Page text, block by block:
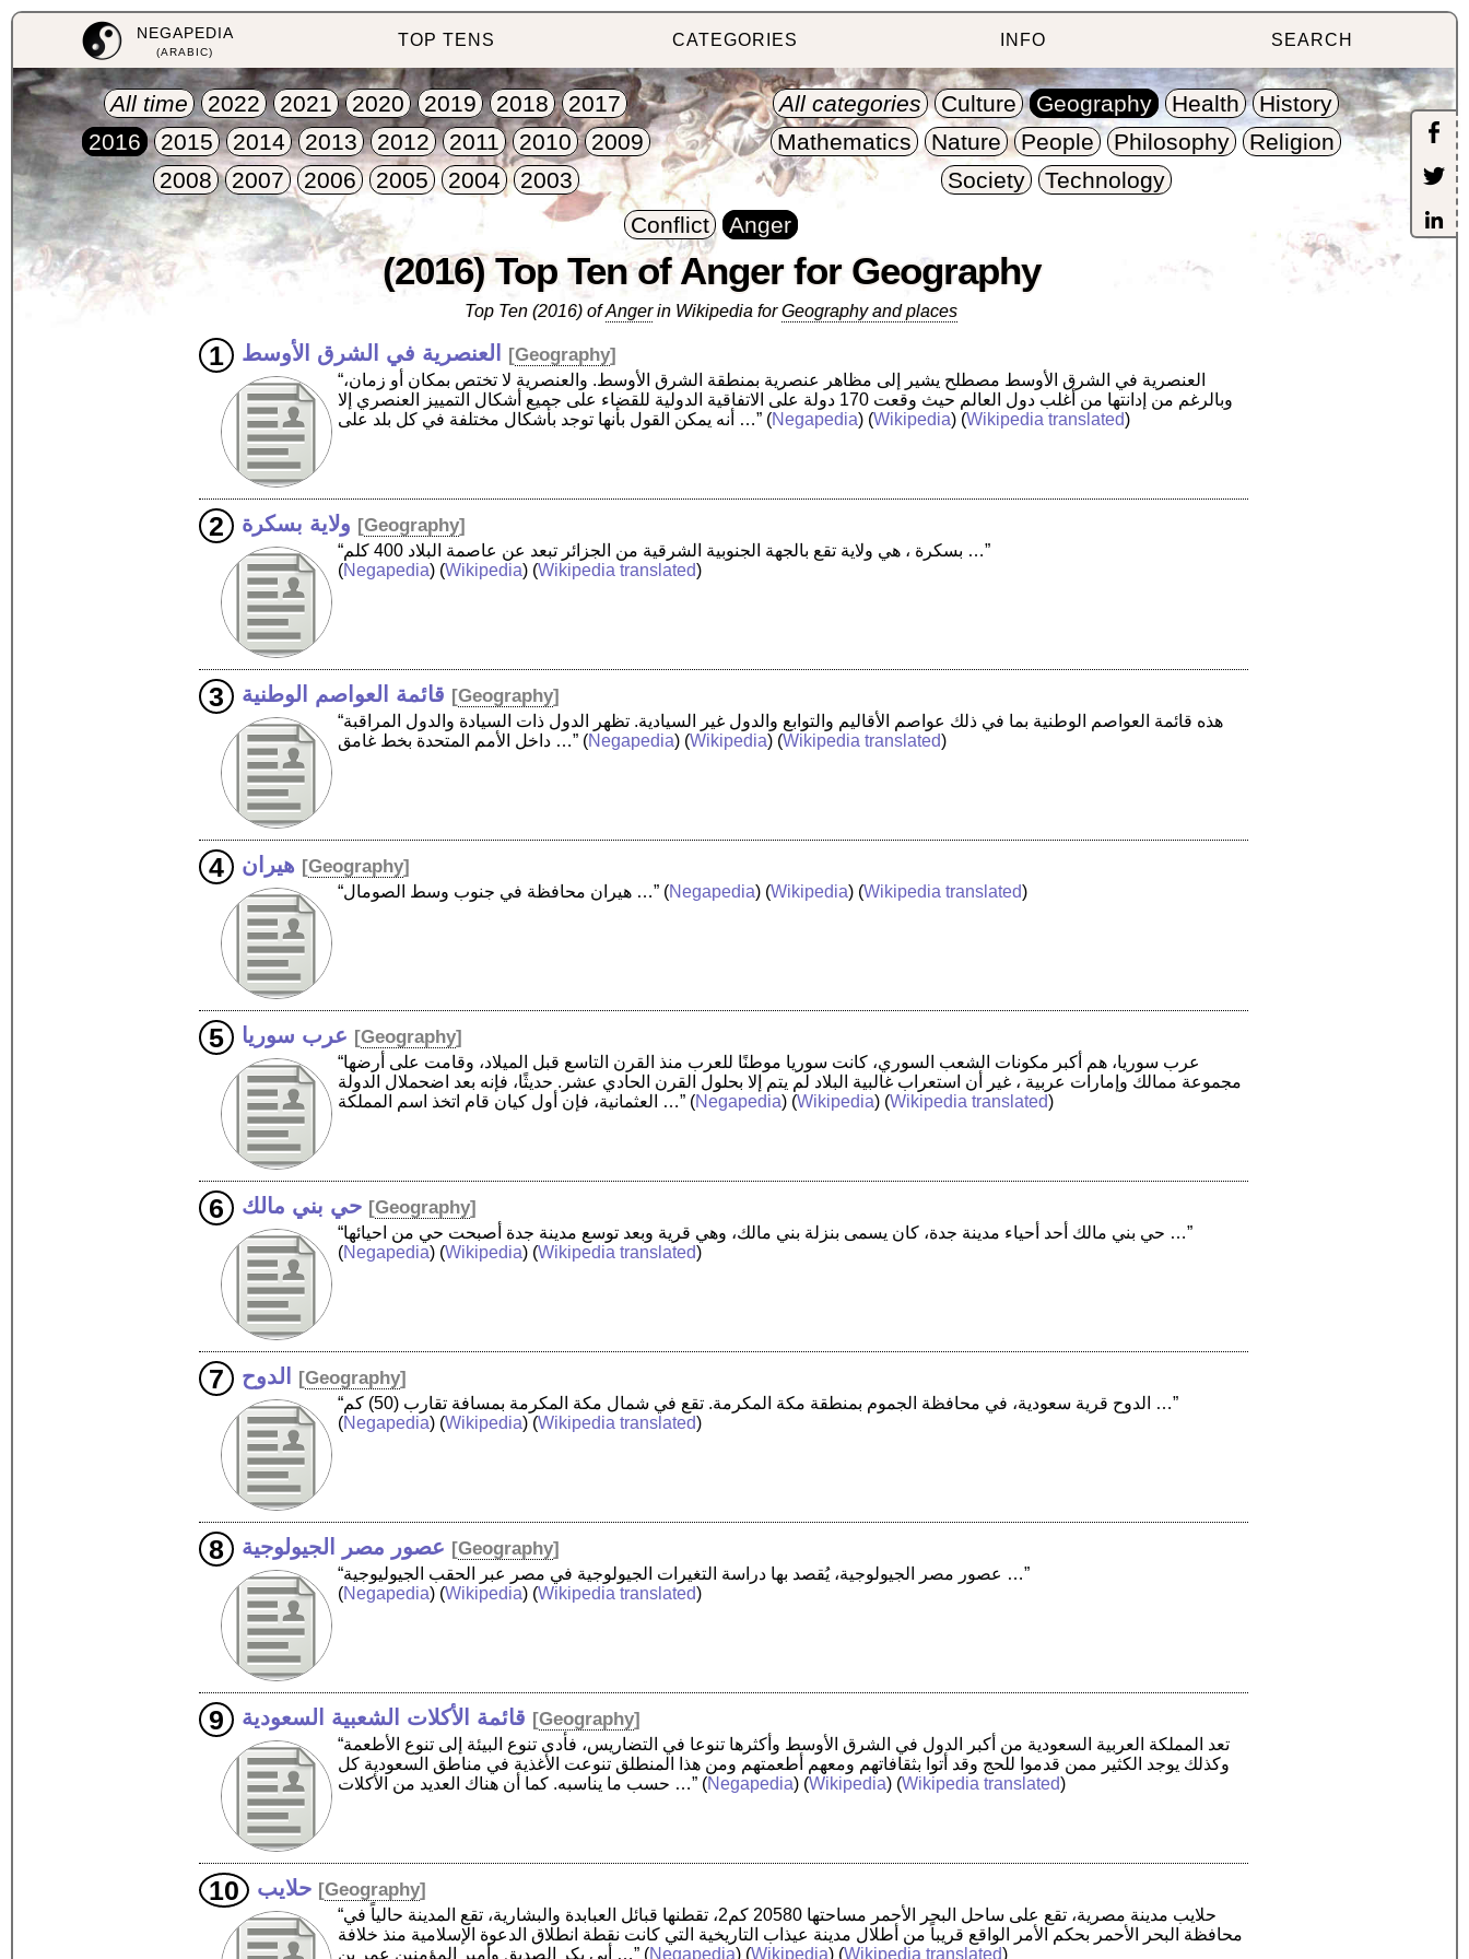
NEGAPEDIA
(ARABIC)
TOP TENS CATEGORIES INFO SEARCH
All time 2022 2021 2020 2019 2018
2017
2016
2015 2014 2013 2012 2011 2010
2009
2008
2007 2006 2005 2004 2003
All categories Culture Geography Health
History
Mathematics
Nature People Philosophy
Religion
Society
Technology
Conflict
Anger
(2016) Top Ten of Anger for Geography
Top Ten (2016) ofAngerin Wikipedia forGeography and places
العنصرية في الشرق الأوسط [Geography]
“العنصرية في الشرق الأوسط مصطلح يشير إلى مظاهر عنصرية بمنطقة الشرق الأوسط. والعنصرية لا تختص بمكان أو زمان،
وبالرغم من إدانتها من أغلب دول العالم حيث وقعت 170 دولة على الاتفاقية الدولية للقضاء على جميع أشكال التمييز العنصري إلا
أنه يمكن القول بأنها توجد بأشكال مختلفة في كل بلد على …” (Negapedia) (Wikipedia) (Wikipedia translated)
ولاية بسكرة [Geography]
“بسكرة ، هي ولاية تقع بالجهة الجنوبية الشرقية من الجزائر تبعد عن عاصمة البلاد 400 كلم …”
(Negapedia) (Wikipedia) (Wikipedia translated)
قائمة العواصم الوطنية [Geography]
“هذه قائمة العواصم الوطنية بما في ذلك عواصم الأقاليم والتوابع والدول غير السيادية. تظهر الدول ذات السيادة والدول المراقبة
داخل الأمم المتحدة بخط غامق …” (Negapedia) (Wikipedia) (Wikipedia translated)
هيران [Geography]
“هيران محافظة في جنوب وسط الصومال …” (Negapedia) (Wikipedia) (Wikipedia translated)
عرب سوريا [Geography]
“عرب سوريا، هم أكبر مكونات الشعب السوري، كانت سوريا موطنًا للعرب منذ القرن التاسع قبل الميلاد، وقامت على أرضها
مجموعة ممالك وإمارات عربية ، غير أن استعراب غالبية البلاد لم يتم إلا بحلول القرن الحادي عشر. حديثًا، فإنه بعد اضحملال الدولة
العثمانية، فإن أول كيان قام اتخذ اسم المملكة …” (Negapedia) (Wikipedia) (Wikipedia translated)
حي بني مالك [Geography]
“حي بني مالك أحد أحياء مدينة جدة، كان يسمى بنزلة بني مالك، وهي قرية وبعد توسع مدينة جدة أصبحت حي من احيائها …”
(Negapedia) (Wikipedia) (Wikipedia translated)
الدوح [Geography]
“الدوح قرية سعودية، في محافظة الجموم بمنطقة مكة المكرمة. تقع في شمال مكة المكرمة بمسافة تقارب (50) كم …”
(Negapedia) (Wikipedia) (Wikipedia translated)
عصور مصر الجيولوجية [Geography]
“عصور مصر الجيولوجية، يُقصد بها دراسة التغيرات الجيولوجية في مصر عبر الحقب الجيوليوجية …”
(Negapedia) (Wikipedia) (Wikipedia translated)
قائمة الأكلات الشعبية السعودية [Geography]
“تعد المملكة العربية السعودية من أكبر الدول في الشرق الأوسط وأكثرها تنوعا في التضاريس، فأدى تنوع البيئة إلى تنوع الأطعمة
وكذلك يوجد الكثير ممن قدموا للحج وقد أتوا بثقافاتهم ومعهم أطعمتهم ومن هذا المنطلق تنوعت الأغذية في مناطق السعودية كل
حسب ما يناسبه. كما أن هناك العديد من الأكلات …” (Negapedia) (Wikipedia) (Wikipedia translated)
حلايب [Geography]
“حلايب مدينة مصرية، تقع على ساحل البحر الأحمر مساحتها 20580 كم2، تقطنها قبائل العبابدة والبشارية، تقع المدينة حالياً في
محافظة البحر الأحمر بحكم الأمر الواقع قريباً من أطلال مدينة عيذاب التاريخية التي كانت نقطة انطلاق الدعوة الإسلامية منذ خلافة
أبي بكر الصديق وأمير المؤمنين عمر بن …” (Negapedia) (Wikipedia) (Wikipedia translated)